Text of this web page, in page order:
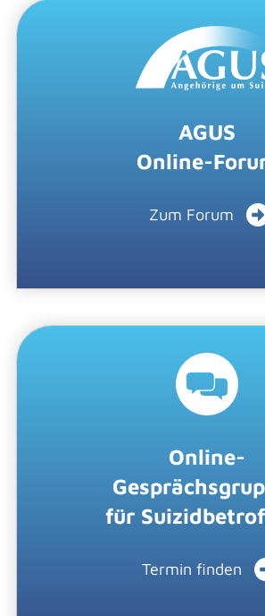
AGUS
Online-
Zum Forum
Online-
für
Termin finden